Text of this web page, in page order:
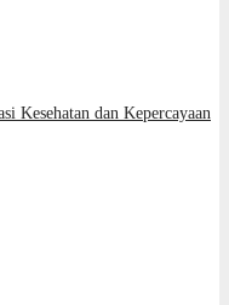
Kesehatan dan Kepercayaan